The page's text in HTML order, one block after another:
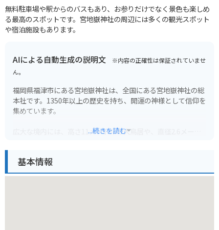
無料駐車場や駅からのバスもあり、お参りだけでなく景色も楽しめ
る最高のスポットです。宮地嶽神社の周辺には多くの観光スポット
や宿泊施設もあります。
AIによる自動生成の説明文 ※内容の正確性は保証されていませ
ん。
福岡県福津市にある宮地嶽神社は、全国にある宮地嶽神社の総
本社です。1350年以上の歴史を持ち、開運の神様として信仰を
集めています。
広大な境内には、高さ11メートルの大鳥居や、直径2.6メート
夕日が参道と一直線に繋がる神秘的な光景を見ることができま
す。
...続きを読む
基本情報